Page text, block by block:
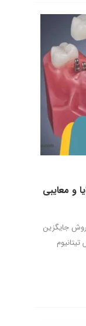
و معایبی
جایگزین